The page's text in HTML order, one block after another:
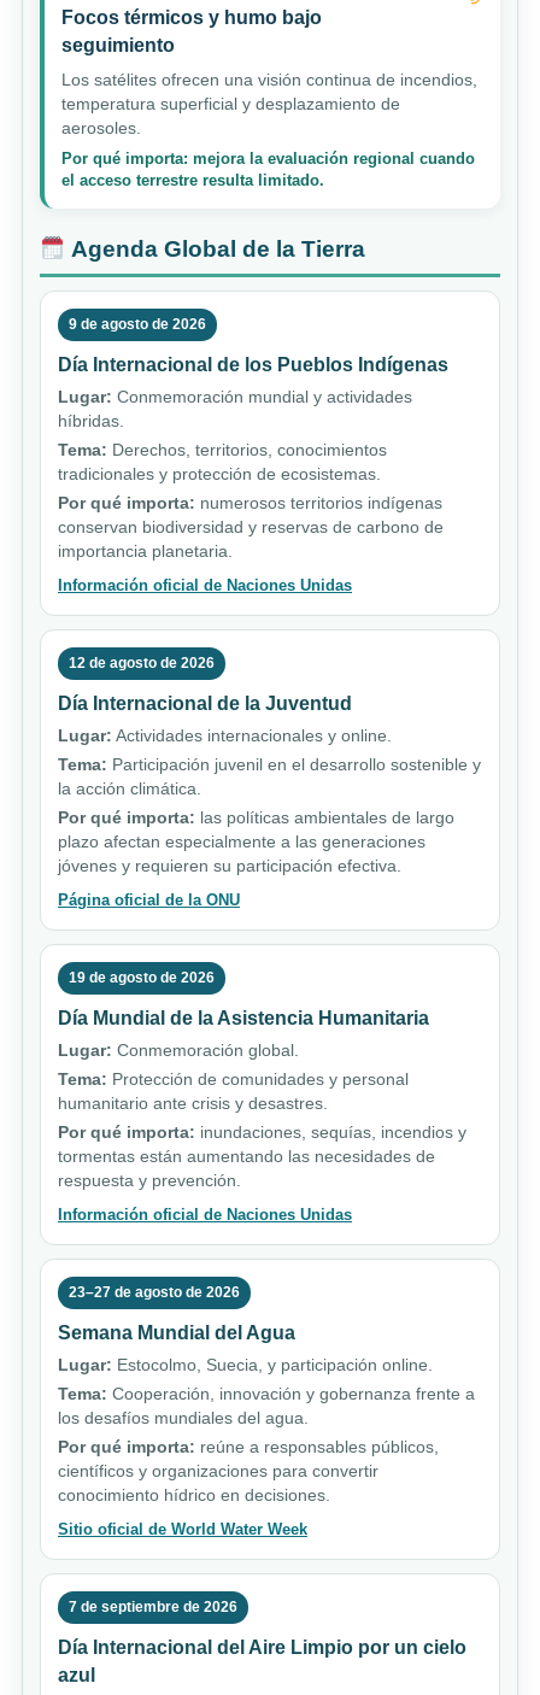
Focos térmicos y humo bajo
seguimiento
Los satélites ofrecen una visión continua de incendios,
temperatura superficial y desplazamiento de
aerosoles.
Por qué importa: mejora la evaluación regional cuando
el acceso terrestre resulta limitado.
Agenda Global de la Tierra
9 de agosto de 2026
Día Internacional de los Pueblos Indígenas
Lugar: Conmemoración mundial y actividades
híbridas.
Tema: Derechos, territorios, conocimientos
tradicionales y protección de ecosistemas.
Por qué importa: numerosos territorios indígenas
conservan biodiversidad y reservas de carbono de
importancia planetaria.
Información oficial de Naciones Unidas
12 de agosto de 2026
Día Internacional de la Juventud
Lugar: Actividades internacionales y online.
Tema: Participación juvenil en el desarrollo sostenible y
la acción climática.
Por qué importa: las políticas ambientales de largo
plazo afectan especialmente a las generaciones
jóvenes y requieren su participación efectiva.
Página oficial de la ONU
19 de agosto de 2026
Día Mundial de la Asistencia Humanitaria
Lugar: Conmemoración global.
Tema: Protección de comunidades y personal
humanitario ante crisis y desastres.
Por qué importa: inundaciones, sequías, incendios y
tormentas están aumentando las necesidades de
respuesta y prevención.
Información oficial de Naciones Unidas
23–27 de agosto de 2026
Semana Mundial del Agua
Lugar: Estocolmo, Suecia, y participación online.
Tema: Cooperación, innovación y gobernanza frente a
los desafíos mundiales del agua.
Por qué importa: reúne a responsables públicos,
científicos y organizaciones para convertir
conocimiento hídrico en decisiones.
Sitio oficial de World Water Week
7 de septiembre de 2026
Día Internacional del Aire Limpio por un cielo
azul